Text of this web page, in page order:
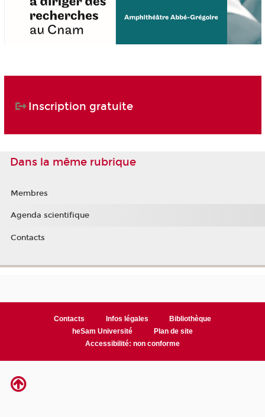
Inscription gratuite
Dans la même rubrique
Membres
Agenda scientifique
Contacts
Contacts Infos légales
Bibliothèque
heSam Université
Plan de site
Accessibilité: non conforme